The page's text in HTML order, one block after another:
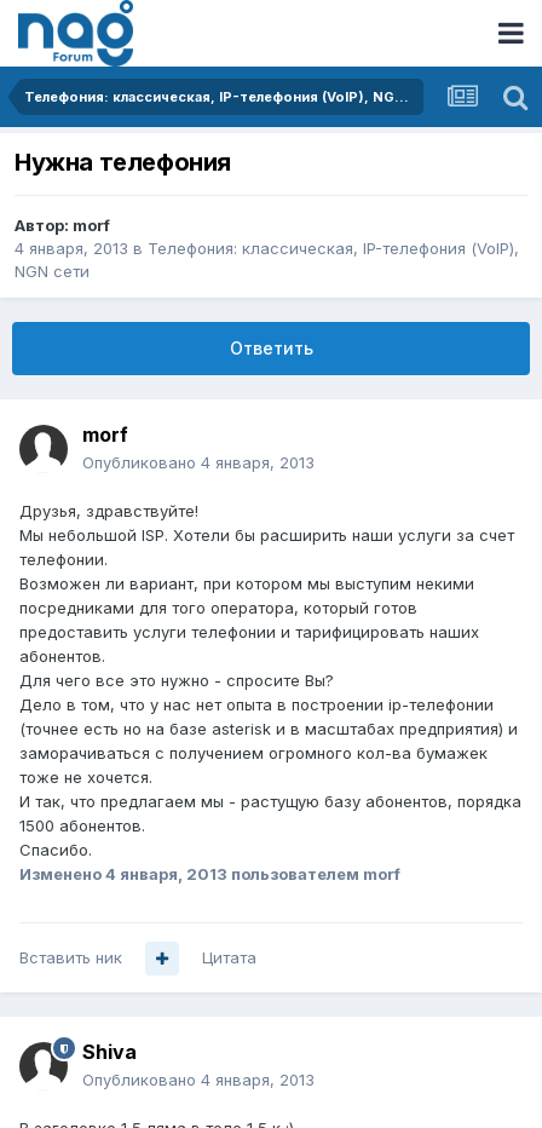
Телефония: классическая, IP-телефония (VoIP), NGN сети
Нужна телефония
Автор: morf
4 января, 2013 в Телефония: классическая, IP-телефония (VoIP),
NGN сети
Ответить
morf
Опубликовано 4 января, 2013
Друзья, здравствуйте!
Мы небольшой ISP. Хотели бы расширить наши услуги за счет
телефонии.
Возможен ли вариант, при котором мы выступим некими
посредниками для того оператора, который готов
предоставить услуги телефонии и тарифицировать наших
абонентов.
Для чего все это нужно - спросите Вы?
Дело в том, что у нас нет опыта в построении ip-телефонии
(точнее есть но на базе asterisk и в масштабах предприятия) и
заморачиваться с получением огромного кол-ва бумажек
тоже не хочется.
И так, что предлагаем мы - растущую базу абонентов, порядка
1500 абонентов.
Спасибо.
Изменено4 января, 2013 пользователем morf
Вставить ник Цитата
Shiva
Опубликовано 4 января, 2013